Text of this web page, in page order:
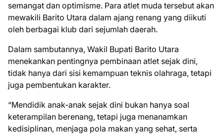
semangat dan optimisme. Para atlet muda tersebut akan
mewakili Barito Utara dalam ajang renang yang diikuti
oleh berbagai klub dari sejumlah daerah.
Dalam sambutannya, Wakil Bupati Barito Utara
menekankan pentingnya pembinaan atlet sejak dini,
tidak hanya dari sisi kemampuan teknis olahraga, tetapi
juga pembentukan karakter.
“Mendidik anak-anak sejak dini bukan hanya soal
keterampilan berenang, tetapi juga menanamkan
kedisiplinan, menjaga pola makan yang sehat, serta